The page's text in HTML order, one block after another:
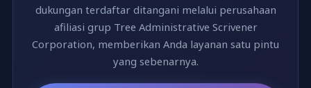
dukungan terdaftar ditangani melalui perusahaan
afiliasi grup Tree Administrative Scrivener
Corporation, memberikan Anda layanan satu pintu
yang sebenarnya.